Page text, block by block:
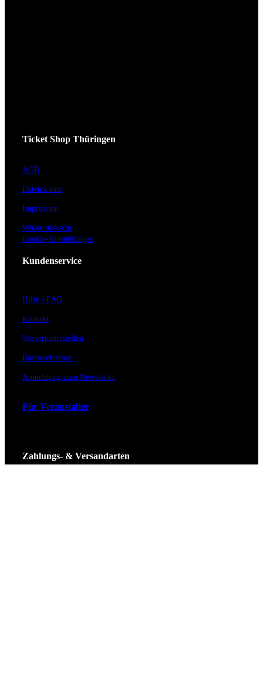
Ticket Shop Thüringen
AGB
Datenschutz
Impressum
Widerrufsrecht
Cookie-Einstellungen
Kundenservice
Hilfe / FAQ
Kontakt
Vorverkaufsstellen
Barrierefreiheit
Anmeldung zum Newsletter
Für Veranstalter
Zahlungs- & Versandarten